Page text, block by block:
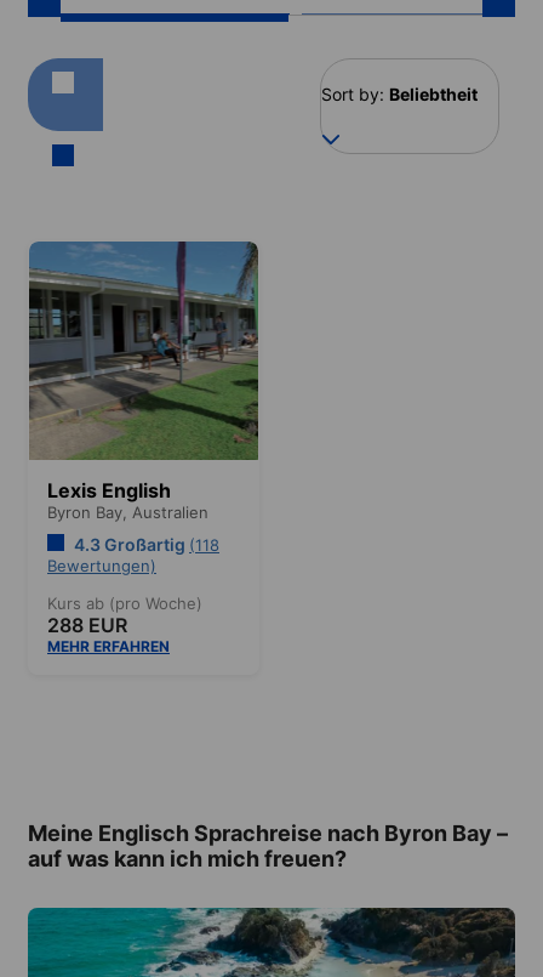
Sort by: Beliebtheit
Lexis English
Byron Bay, Australien
4.3 Großartig (118
Bewertungen)
Kurs ab (pro Woche)
288 EUR
MEHR ERFAHREN
Meine Englisch Sprachreise nach Byron Bay –
auf was kann ich mich freuen?